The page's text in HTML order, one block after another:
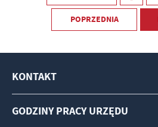
POPRZEDNIA
KONTAKT
GODZINY PRACY URZĘDU